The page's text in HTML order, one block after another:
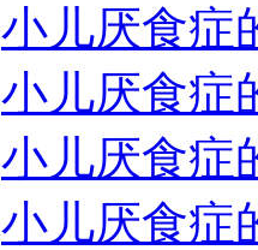
小儿厌食症
小儿厌食症
小儿厌食症
小儿厌食症